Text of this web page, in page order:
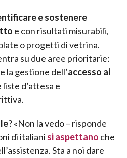
e sostenere
e con risultati misurabili,
o progetti di vetrina.
su due aree prioritarie:
e la gestione dell’accesso ai
d’attesa e
? «Non la vedo – risponde
di italiani si aspettano che
Sta a noi dare